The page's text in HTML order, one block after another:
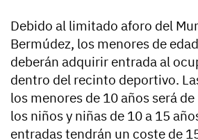
Debido al limitado aforo del
Bermúdez, los menores de
deberán adquirir entrada al
dentro del recinto deportivo.
los menores de 10 años será
los niños y niñas de 10 a 15
entradas tendrán un coste de